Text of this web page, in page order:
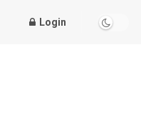
Login